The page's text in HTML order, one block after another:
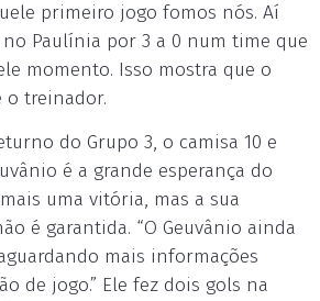
primeiro jogo fomos nós. Aí
Paulínia por 3 a 0 num time que
momento. Isso mostra que o
o treinador.
do Grupo 3, o camisa 10 e
é a grande esperança do
uma vitória, mas a sua
é garantida. “O Geuvânio ainda
mais informações
de jogo.” Ele fez dois gols na